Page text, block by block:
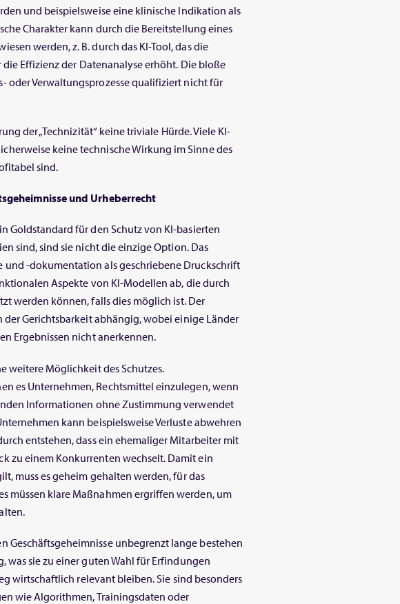
und beispielsweise eine klinische Indikation als
Charakter kann durch die Bereitstellung eines
werden, z. B. durch das KI-Tool, das die
Effizienz der Datenanalyse erhöht. Die bloße
oder Verwaltungsprozesse qualifiziert nicht für
der „Technizität“ keine triviale Hürde. Viele KI-
keine technische Wirkung im Sinne des
sind.
und Urheberrecht
Goldstandard für den Schutz von KI-basierten
sind, sind sie nicht die einzige Option. Das
und -dokumentation als geschriebene Druckschrift
Aspekte von KI-Modellen ab, die durch
werden können, falls dies möglich ist. Der
der Gerichtsbarkeit abhängig, wobei einige Länder
Ergebnissen nicht anerkennen.
weitere Möglichkeit des Schutzes.
es Unternehmen, Rechtsmittel einzulegen, wenn
Informationen ohne Zustimmung verwendet
kann beispielsweise Verluste abwehren
entstehen, dass ein ehemaliger Mitarbeiter mit
zu einem Konkurrenten wechselt. Damit ein
muss es geheim gehalten werden, für das
müssen klare Maßnahmen ergriffen werden, um
Geschäftsgeheimnisse unbegrenzt lange bestehen
sie zu einer guten Wahl für Erfindungen
wirtschaftlich relevant bleiben. Sie sind besonders
wie Algorithmen, Trainingsdaten oder